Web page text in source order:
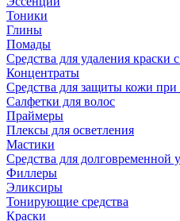
Тоники
Глины
Помады
Средства для удаления краски
Концентраты
Средства для защиты кожи
Салфетки для волос
Праймеры
Плексы для осветления
Мастики
Средства для долговременной
Филлеры
Эликсиры
Тонирующие средства
Краски